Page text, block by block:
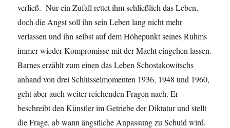
verließ. Nur ein Zufall rettet ihm schließlich das Leben,
doch die Angst soll ihn sein Leben lang nicht mehr
verlassen und ihn selbst auf dem Höhepunkt seines Ruhms
immer wieder Kompromisse mit der Macht eingehen lassen.
Barnes erzählt zum einen das Leben Schostakowitschs
anhand von drei Schlüsselmomenten 1936, 1948 und 1960,
geht aber auch weiter reichenden Fragen nach. Er
beschreibt den Künstler im Getriebe der Diktatur und stellt
die Frage, ab wann ängstliche Anpassung zu Schuld wird.